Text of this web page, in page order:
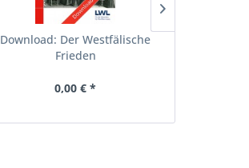
Download: Der Westfälische
Frieden
0,00 € *